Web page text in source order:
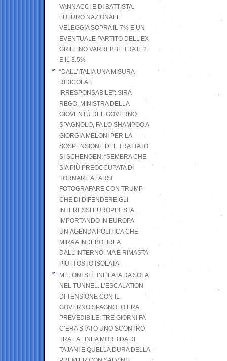
VANNACCI E DI BATTISTA.
FUTURO NAZIONALE
VELEGGIA SOPRA IL 7% E UN
EVENTUALE PARTITO DELL’EX
GRILLINO VARREBBE TRA IL 2
E IL 3.5%
“DALL’ITALIA UNA MISURA
RIDICOLA E
IRRESPONSABILE”: SIRA
REGO, MINISTRA DELLA
GIOVENTÙ DEL GOVERNO
SPAGNOLO, FA LO SHAMPOO A
GIORGIA MELONI PER LA
SOSPENSIONE DEL TRATTATO
SI SCHENGEN: “SEMBRA CHE
SIA PIÙ PREOCCUPATA DI
TORNARE A FARSI
FOTOGRAFARE CON TRUMP
CHE DI DIFENDERE GLI
INTERESSI EUROPEI. STA
IMPORTANDO IN EUROPA
UN’AGENDA POLITICA CHE
MIRA A INDEBOLIRLA
DALL’INTERNO. MA È RIMASTA
PIUTTOSTO ISOLATA”
MELONI SI È INFILATA DA SOLA
NEL TUNNEL. L’ESCALATION
DI TENSIONE CON IL
GOVERNO SPAGNOLO ERA
PREVEDIBILE: TRE GIORNI FA
C’ERA STATO UNO SCONTRO
TRA LA LINEA MORBIDA DI
TAJANI E QUELLA DURA DELLA